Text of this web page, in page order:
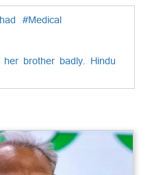
#Medical
brother badly. Hindu